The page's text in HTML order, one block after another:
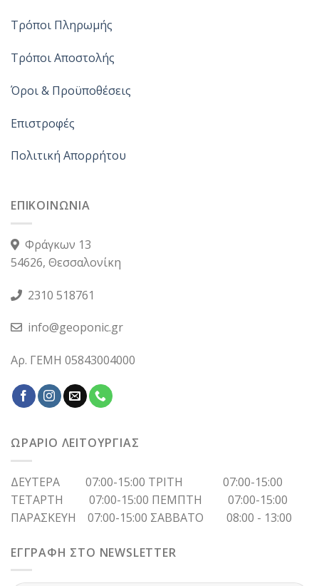
Τρόποι Πληρωμής
Τρόποι Αποστολής
Όροι & Προϋποθέσεις
Επιστροφές
Πολιτική Απορρήτου
ΕΠΙΚΟΙΝΩΝΙΑ
Φράγκων 13
54626, Θεσσαλονίκη
2310 518761
info@geoponic.gr
Αρ. ΓΕΜΗ 05843004000
ΩΡΑΡΙΟ ΛΕΙΤΟΥΡΓΙΑΣ
ΔΕΥΤΕΡΑ 07:00-15:00 ΤΡΙΤΗ 07:00-15:00
ΤΕΤΑΡΤΗ 07:00-15:00 ΠΕΜΠΤΗ 07:00-15:00
ΠΑΡΑΣΚΕΥΗ 07:00-15:00 ΣΑΒΒΑΤΟ 08:00 - 13:00
ΕΓΓΡΑΦΗ ΣΤΟ NEWSLETTER